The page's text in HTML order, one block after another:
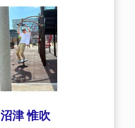
沼津 惟吹